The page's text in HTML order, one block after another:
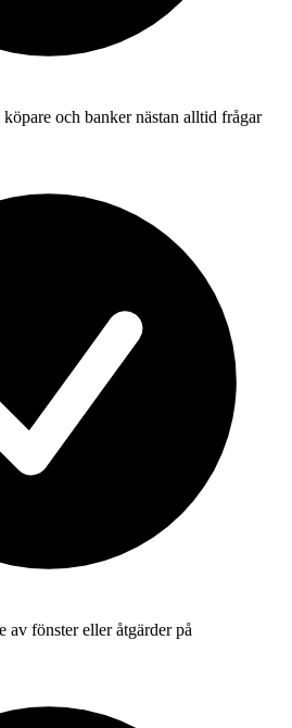
och banker nästan alltid frågar
av fönster eller åtgärder på